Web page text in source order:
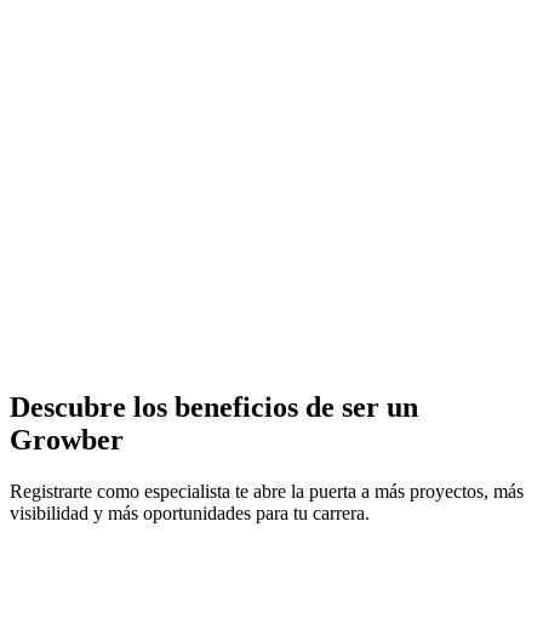
Descubre los beneficios de ser un
Growber
Registrarte como especialista te abre la puerta a más proyectos, más
visibilidad y más oportunidades para tu carrera.